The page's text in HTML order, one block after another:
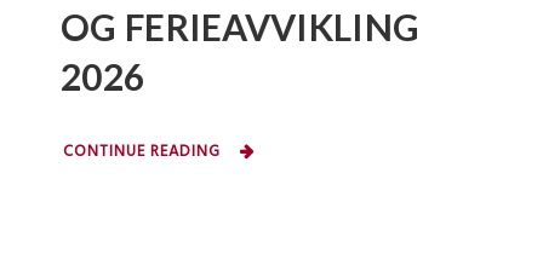
OG FERIEAVVIKLING
2026
CONTINUE READING